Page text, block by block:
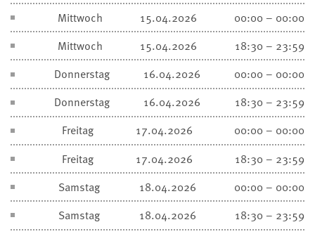
Mittwoch
15.04.2026
00:00 – 00:00
Mittwoch
15.04.2026
18:30 – 23:59
Donnerstag
16.04.2026
00:00 – 00:00
Donnerstag
16.04.2026
18:30 – 23:59
Freitag
17.04.2026
00:00 – 00:00
Freitag
17.04.2026
18:30 – 23:59
Samstag
18.04.2026
00:00 – 00:00
Samstag
18.04.2026
18:30 – 23:59